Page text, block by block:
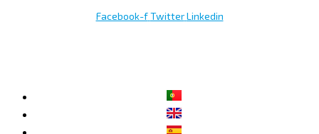
Facebook-f Twitter Linkedin